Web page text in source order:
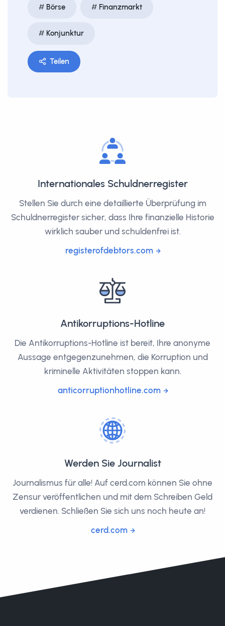
Börse Finanzmarkt
Konjunktur
Teilen
Internationales Schuldnerregister
Stellen Sie durch eine detaillierte Überprüfung im
Schuldnerregister sicher, dass Ihre finanzielle Historie
wirklich sauber und schuldenfrei ist.
registerofdebtors.com
Antikorruptions-Hotline
Die Antikorruptions-Hotline ist bereit, Ihre anonyme
Aussage entgegenzunehmen, die Korruption und
kriminelle Aktivitäten stoppen kann.
anticorruptionhotline.com
Werden Sie Journalist
Journalismus für alle! Auf cerd.com können Sie ohne
Zensur veröffentlichen und mit dem Schreiben Geld
verdienen. Schließen Sie sich uns noch heute an!
cerd.com